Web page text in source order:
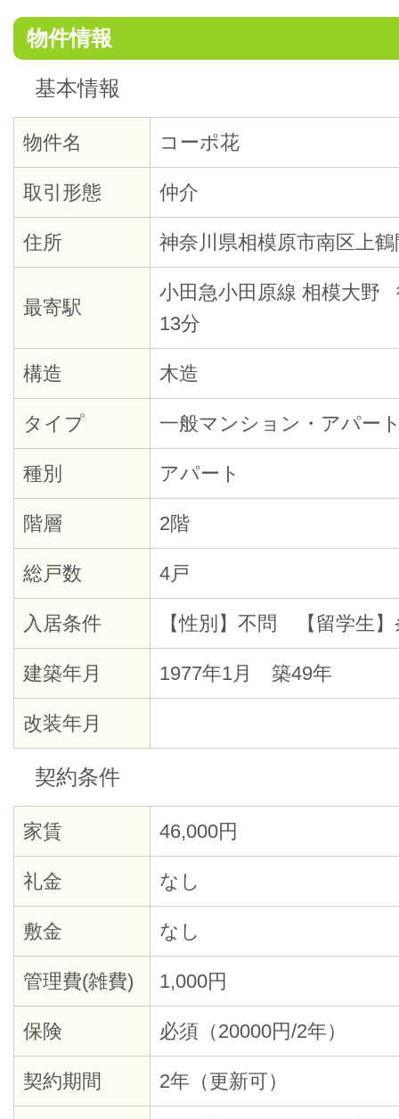
物件情報
基本情報
物件名 コーポ花
取引形態 仲介
住所 神奈川県相模原市南区上鶴
最寄駅
小田急小田原線 相模大野
13分
構造 木造
タイプ 一般マンション・アパー
種別 アパート
階層 2階
総戸数 4戸
入居条件 【性別】不問 【留学生
建築年月 1977年1月 築49年
改装年月
契約条件
家賃 46,000円
礼金 なし
敷金 なし
管理費(雑費) 1,000円
保険 必須（20000円/2年）
契約期間 2年（更新可）